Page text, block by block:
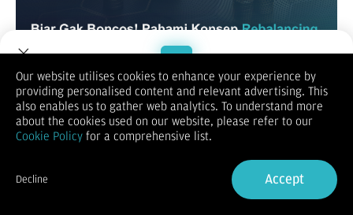
Membangun portofolio investasi bukan berarti “beli lalu lupa
saja”. Seiring waktu, aset Anda bisa bergeser dari alokasi awal
akibat pergerakan pasar. Inilah saatnya melakukan
rebalancing portofolio penyesuaian ulang agar risiko tetap
seimbang dan tujuan investasi tetap tercapai..
Apa Itu Rebalancing Portofolio?
Rebalancing adalah proses menyesuaikan kembali proporsi
aset dalam portofolio agar sesuai dengan alokasi awal yang
Welcome to Dupoin.
Trade with a Trusted Broker
Sign in
Our website utilises cookies to enhance your experience by
providing personalised content and relevant advertising. This
also enables us to gather web analytics. To understand more
about the cookies used on our website, please refer to our
Cookie Policy for a comprehensive list.
Decline Accept